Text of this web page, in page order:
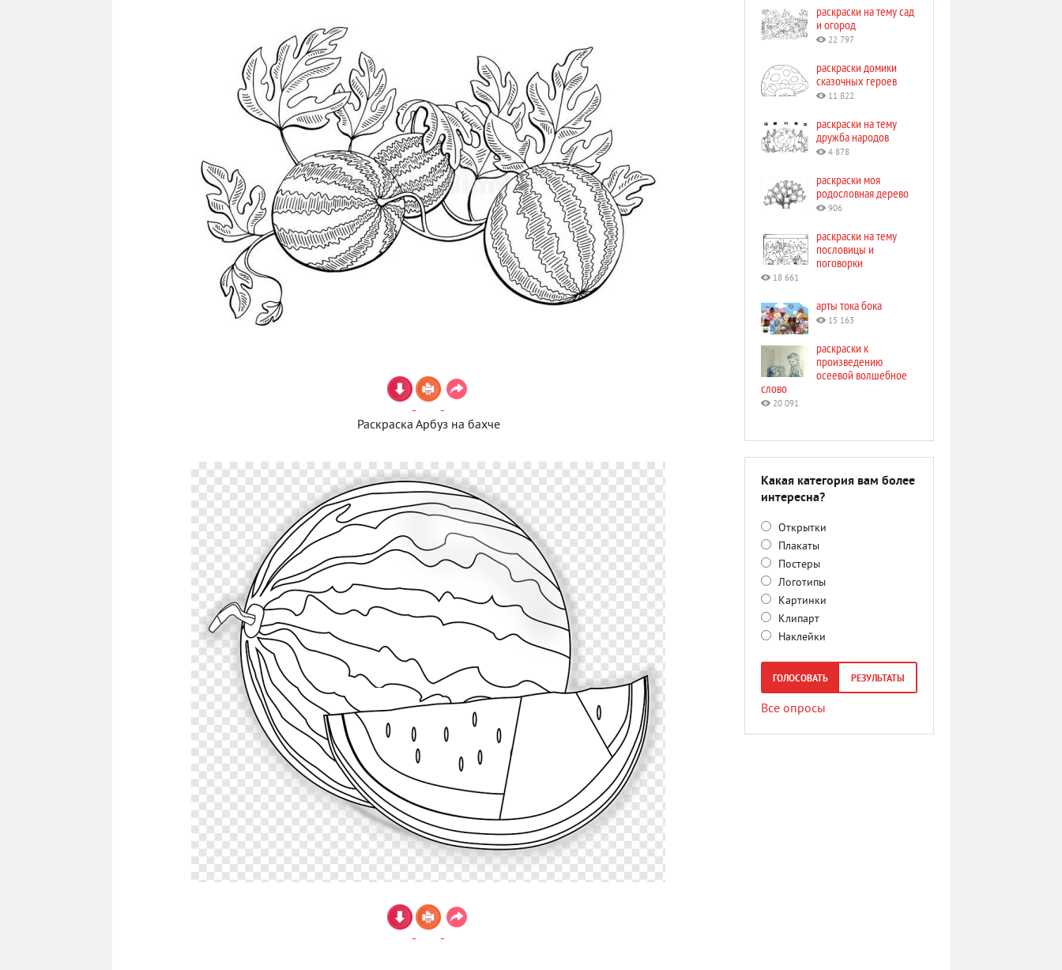
Раскраска Арбуз на бахче
раскраски на тему сад
и огород
22 797
раскраски домики
сказочных героев
11 822
раскраски на тему
дружба народов
4 878
раскраски моя
родословная дерево
906
раскраски на тему
пословицы и
поговорки
18 661
арты тока бока
15 163
раскраски к
произведению
осеевой волшебное
слово
20 091
Какая категория вам более
интересна?
Открытки
Плакаты
Постеры
Логотипы
Картинки
Клипарт
Наклейки
ГОЛОСОВАТЬ РЕЗУЛЬТАТЫ
Все опросы